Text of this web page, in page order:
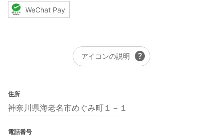
WeChat Pay
アイコンの説明 help
住所
神奈川県海老名市めぐみ町１－１
電話番号